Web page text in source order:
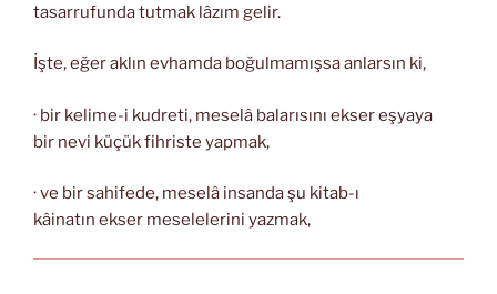
tasarrufunda tutmak lâzım gelir.
İşte, eğer aklın evhamda boğulmamışsa anlarsın ki,
· bir kelime-i kudreti, meselâ balarısını ekser eşyaya
bir nevi küçük fihriste yapmak,
· ve bir sahifede, meselâ insanda şu kitab-ı
kâinatın ekser meselelerini yazmak,